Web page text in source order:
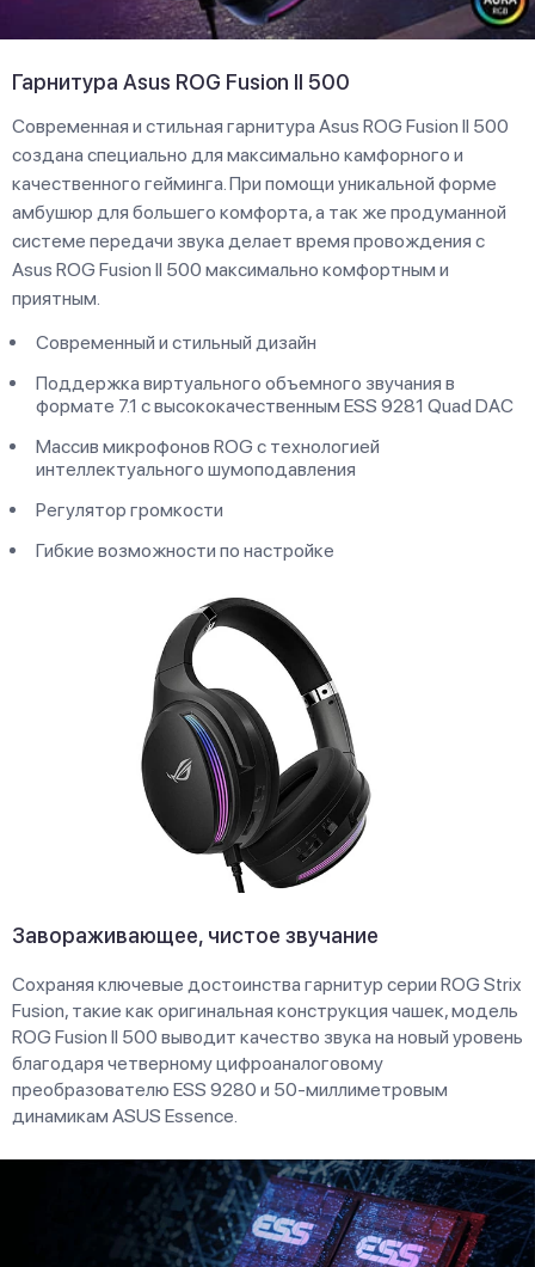
Гарнитура Asus ROG Fusion II 500
Современная и стильная гарнитура Asus ROG Fusion II 500
создана специально для максимально камфорного и
качественного гейминга. При помощи уникальной форме
амбушюр для большего комфорта, а так же продуманной
системе передачи звука делает время провождения с
Asus ROG Fusion II 500 максимально комфортным и
приятным.
Современный и стильный дизайн
Поддержка виртуального объемного звучания в
формате 7.1 с высококачественным ESS 9281 Quad DAC
Массив микрофонов ROG с технологией
интеллектуального шумоподавления
Регулятор громкости
Гибкие возможности по настройке
Завораживающее, чистое звучание
Сохраняя ключевые достоинства гарнитур серии ROG Strix
Fusion, такие как оригинальная конструкция чашек, модель
ROG Fusion II 500 выводит качество звука на новый уровень
благодаря четверному цифроаналоговому
преобразователю ESS 9280 и 50-миллиметровым
динамикам ASUS Essence.